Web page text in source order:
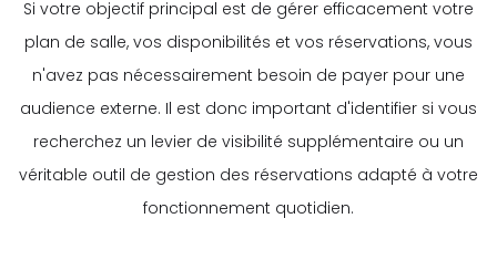
Si votre objectif principal est de gérer efficacement votre
plan de salle, vos disponibilités et vos réservations, vous
n'avez pas nécessairement besoin de payer pour une
audience externe. Il est donc important d'identifier si vous
recherchez un levier de visibilité supplémentaire ou un
véritable outil de gestion des réservations adapté à votre
fonctionnement quotidien.